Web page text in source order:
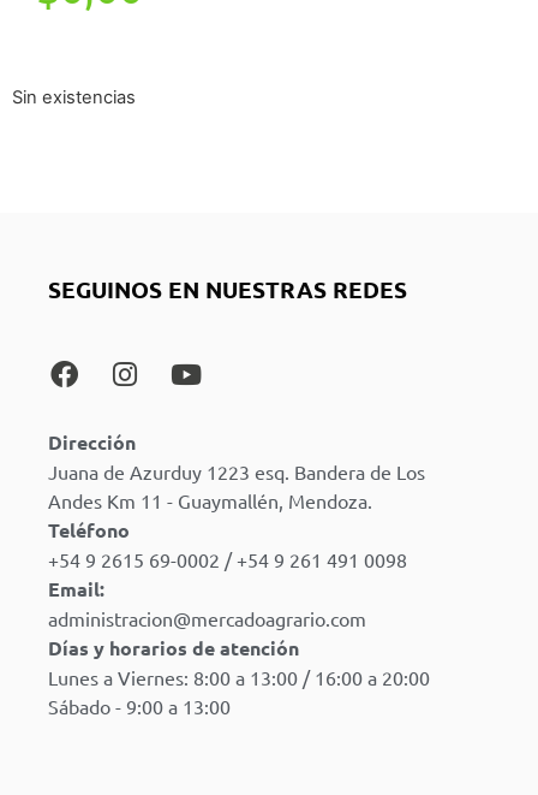
Sin existencias
SEGUINOS EN NUESTRAS REDES
Dirección
Juana de Azurduy 1223 esq. Bandera de Los
Andes Km 11 - Guaymallén, Mendoza.
Teléfono
+54 9 2615 69-0002 / +54 9 261 491 0098
Email:
administracion@mercadoagrario.com
Días y horarios de atención
Lunes a Viernes: 8:00 a 13:00 / 16:00 a 20:00
Sábado - 9:00 a 13:00